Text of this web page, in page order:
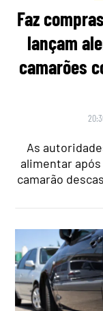
Faz
lançam
camarões
As
alimentar
camarão